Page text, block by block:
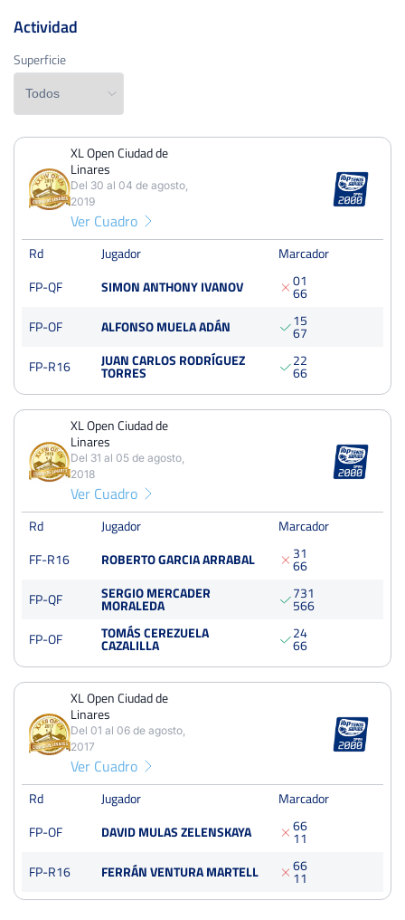
Edad
Lugar de nacimiento
Superficie
PERDIDOSPARTIDOS
4
PERDIDOS
9 17 8
JUEGOS
75 138 63
XL Open Ciudad de Linares
Del 30 al 04 de agosto, 2019
Cuartos
250 Puntos
XL Open Ciudad de Linares
Del 31 al 05 de agosto, 2018
Cuartos
XL Open Ciudad de Linares
Del 01 al 06 de agosto, 2017
250 Puntos
Tierra
Actividad
Superficie
XL Open Ciudad de
Linares
Del 30 al 04 de agosto,
2019
Ver Cuadro
Rd Jugador
Marcador
FP-QF
SIMON ANTHONY IVANOV 0
6
1
6
FP-OF
ALFONSO MUELA ADÁN 1
6
5
7
FP-R16
JUAN CARLOS RODRÍGUEZ
TORRES
2
6
2
6
XL Open Ciudad de
Linares
Del 31 al 05 de agosto,
2018
Ver Cuadro
Rd Jugador
Marcador
FF-R16
ROBERTO GARCIA ARRABAL 3
6
1
6
FP-QF
SERGIO MERCADER
MORALEDA
7
5
3
6
1
6
FP-OF
TOMÁS CEREZUELA
CAZALILLA
2
6
4
6
XL Open Ciudad de
Linares
Del 01 al 06 de agosto,
2017
Ver Cuadro
Rd Jugador
Marcador
FP-OF
DAVID MULAS ZELENSKAYA 6
1
6
1
FP-R16
FERRÁN VENTURA MARTELL 6
1
6
1